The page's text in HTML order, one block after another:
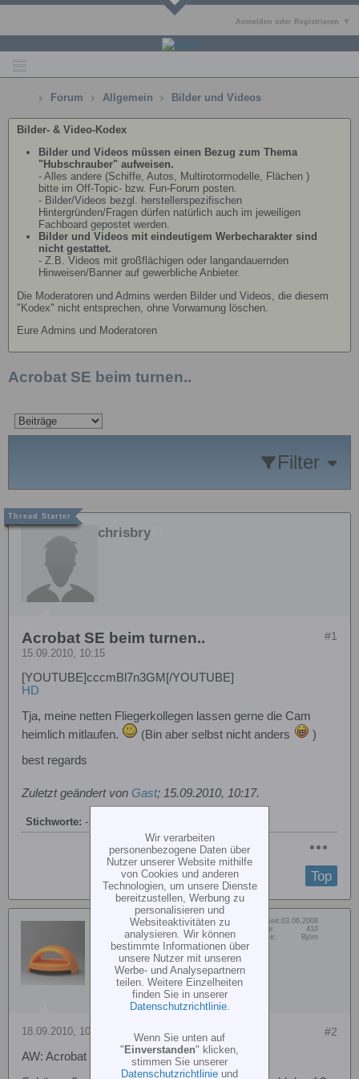
Anmelden oder Registrieren
Forum Allgemein Bilder und Videos
Bilder- & Video-Kodex
Bilder und Videos müssen einen Bezug zum Thema
"Hubschrauber" aufweisen.
- Alles andere (Schiffe, Autos, Multirotormodelle, Flächen )
bitte im Off-Topic- bzw. Fun-Forum posten.
- Bilder/Videos bezgl. herstellerspezifischen
Hintergründen/Fragen dürfen natürlich auch im jeweiligen
Fachboard gepostet werden.
Bilder und Videos mit eindeutigem Werbecharakter sind
nicht gestattet.
- Z.B. Videos mit großflächigen oder langandauernden
Hinweisen/Banner auf gewerbliche Anbieter.
Die Moderatoren und Admins werden Bilder und Videos, die diesem
"Kodex" nicht entsprechen, ohne Vorwarnung löschen.
Eure Admins und Moderatoren
Acrobat SE beim turnen..
Filter
chrisbry
#1
Acrobat SE beim turnen..
15.09.2010, 10:15
[YOUTUBE]cccmBl7n3GM[/YOUTUBE]
HD
Tja, meine netten Fliegerkollegen lassen gerne die Cam
heimlich mitlaufen.
(Bin aber selbst nicht anders
)
best regards
Zuletzt geändert von Gast; 15.09.2010, 10:17.
Stichworte: -
Top
ALWANEKE
Member
Dabei seit:03.06.2008
Beiträge:
410
Vorname:
Björn
#2
18.09.2010, 10:31
AW: Acrobat SE beim turnen..
Wir verarbeiten
personenbezogene Daten über
Nutzer unserer Website mithilfe
von Cookies und anderen
Technologien, um unsere Dienste
bereitzustellen, Werbung zu
personalisieren und
Websiteaktivitäten zu
analysieren. Wir können
bestimmte Informationen über
unsere Nutzer mit unseren
Werbe- und Analysepartnern
teilen. Weitere Einzelheiten
finden Sie in unserer
Datenschutzrichtlinie.
Wenn Sie unten auf
"Einverstanden" klicken,
stimmen Sie unserer
Datenschutzrichtlinie und